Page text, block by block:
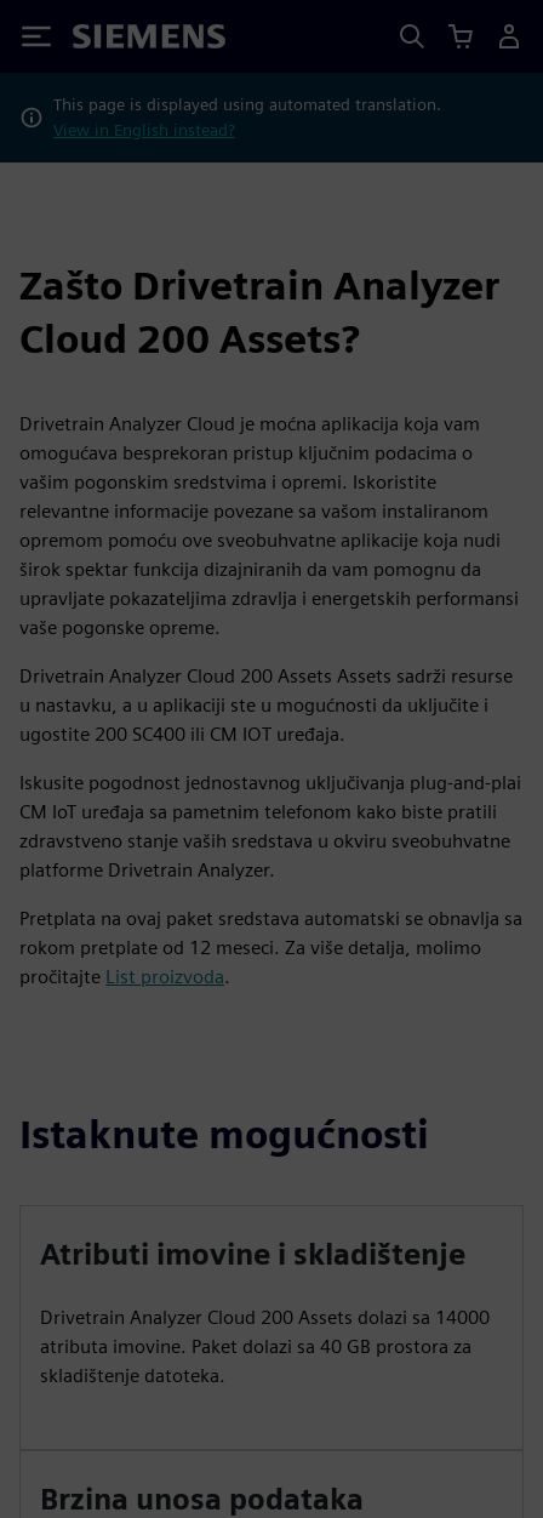
Siemens
This page is displayed using automated translation.
View in English instead?
Zašto Drivetrain Analyzer
Cloud 200 Assets?
Drivetrain Analyzer Cloud je moćna aplikacija koja vam
omogućava besprekoran pristup ključnim podacima o
vašim pogonskim sredstvima i opremi. Iskoristite
relevantne informacije povezane sa vašom instaliranom
opremom pomoću ove sveobuhvatne aplikacije koja nudi
širok spektar funkcija dizajniranih da vam pomognu da
upravljate pokazateljima zdravlja i energetskih performansi
vaše pogonske opreme.
Drivetrain Analyzer Cloud 200 Assets Assets sadrži resurse
u nastavku, a u aplikaciji ste u mogućnosti da uključite i
ugostite 200 SC400 ili CM IOT uređaja.
Iskusite pogodnost jednostavnog uključivanja plug-and-plai
CM IoT uređaja sa pametnim telefonom kako biste pratili
zdravstveno stanje vaših sredstava u okviru sveobuhvatne
platforme Drivetrain Analyzer.
Pretplata na ovaj paket sredstava automatski se obnavlja sa
rokom pretplate od 12 meseci. Za više detalja, molimo
pročitajte List proizvoda.
Istaknute mogućnosti
Atributi imovine i skladištenje
Drivetrain Analyzer Cloud 200 Assets dolazi sa 14000
atributa imovine. Paket dolazi sa 40 GB prostora za
skladištenje datoteka.
Brzina unosa podataka